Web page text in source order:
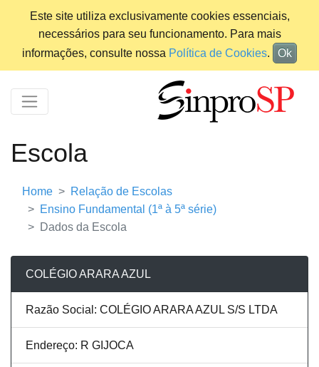
Este site utiliza exclusivamente cookies essenciais,
necessários para seu funcionamento. Para mais
informações, consulte nossa Política de Cookies. Ok
Escola
Home
Relação de Escolas
Ensino Fundamental (1ª à 5ª série)
Dados da Escola
COLÉGIO ARARA AZUL
Razão Social: COLÉGIO ARARA AZUL S/S LTDA
Endereço: R GIJOCA